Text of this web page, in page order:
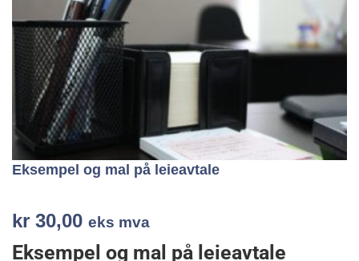
Eksempel og mal på leieavtale
kr 30,00 eks mva
Eksempel og mal på leieavtale